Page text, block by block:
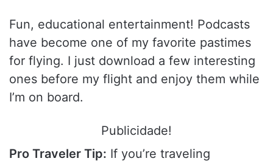
Fun, educational entertainment! Podcasts
have become one of my favorite pastimes
for flying. I just download a few interesting
ones before my flight and enjoy them while
I’m on board.
Publicidade!
Pro Traveler Tip: If you’re traveling